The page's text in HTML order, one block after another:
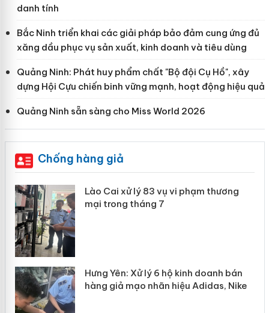
danh tính
Bắc Ninh triển khai các giải pháp bảo đảm cung ứng đủ
xăng dầu phục vụ sản xuất, kinh doanh và tiêu dùng
Quảng Ninh: Phát huy phẩm chất "Bộ đội Cụ Hồ", xây
dựng Hội Cựu chiến binh vững mạnh, hoạt động hiệu quả
Quảng Ninh sẵn sàng cho Miss World 2026
Chống hàng giả
Lào Cai xử lý 83 vụ vi phạm thương
mại trong tháng 7
Hưng Yên: Xử lý 6 hộ kinh doanh bán
hàng giả mạo nhãn hiệu Adidas, Nike